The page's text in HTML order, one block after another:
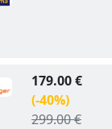
179.00 €
(-40%)
299.00 €